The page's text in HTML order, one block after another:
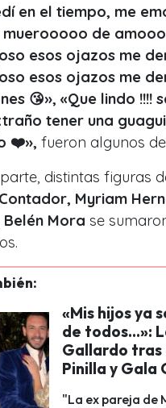
en el tiempo, me
de
esos ojazos me
esos ojazos me
😘», «Que lindo
tener una
❤️», fueron algunos
distintas figuras
Myriam
Mora se
«Mis hijos ya
de todos…»:
Gallardo tras
Pinilla y Gala
"La ex pareja de